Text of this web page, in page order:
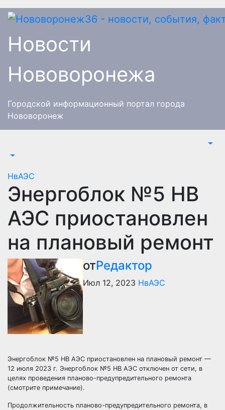
Перейти
Новости
Нововоронежа
Городской информационный портал города
Нововоронеж
НвАЭС
Энергоблок №5 НВ
АЭС приостановлен
на плановый ремонт
отРедактор
Июл 12, 2023 НвАЭС
Энергоблок №5 НВ АЭС приостановлен на плановый ремонт —
12 июля 2023 г. Энергоблок №5 НВ АЭС отключен от сети, в
целях проведения планово-предупредительного ремонта
(смотрите примечание).
Продолжительность планово-предупредительного ремонта, в